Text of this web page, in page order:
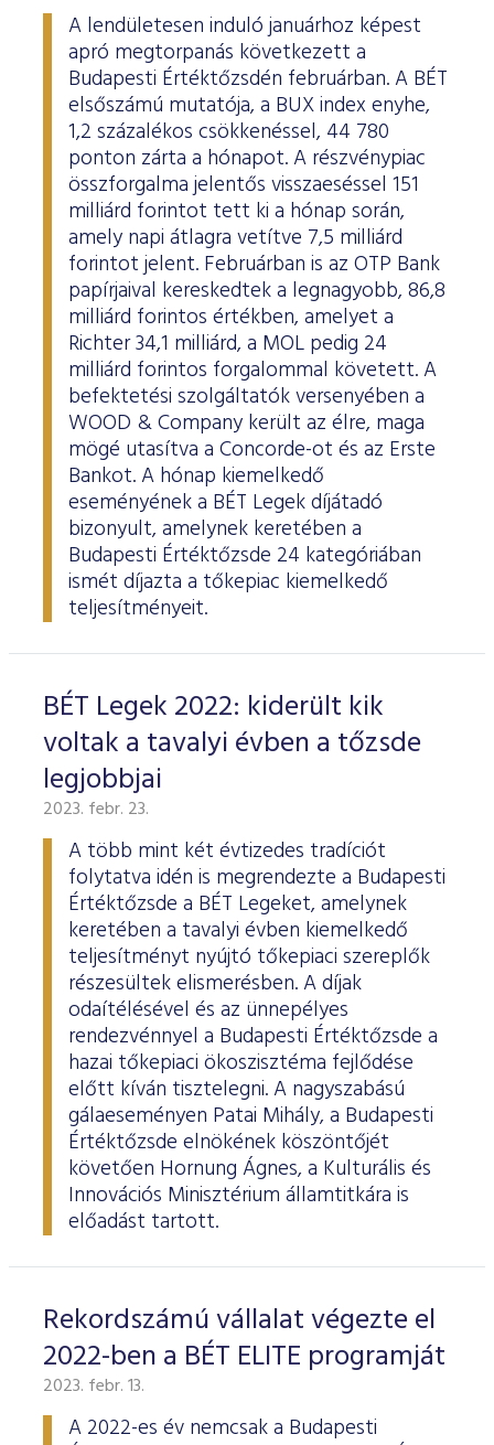
A lendületesen induló januárhoz képest
apró megtorpanás következett a
Budapesti Értéktőzsdén februárban. A BÉT
elsőszámú mutatója, a BUX index enyhe,
1,2 százalékos csökkenéssel, 44 780
ponton zárta a hónapot. A részvénypiac
összforgalma jelentős visszaeséssel 151
milliárd forintot tett ki a hónap során,
amely napi átlagra vetítve 7,5 milliárd
forintot jelent. Februárban is az OTP Bank
papírjaival kereskedtek a legnagyobb, 86,8
milliárd forintos értékben, amelyet a
Richter 34,1 milliárd, a MOL pedig 24
milliárd forintos forgalommal követett. A
befektetési szolgáltatók versenyében a
WOOD & Company került az élre, maga
mögé utasítva a Concorde-ot és az Erste
Bankot. A hónap kiemelkedő
eseményének a BÉT Legek díjátadó
bizonyult, amelynek keretében a
Budapesti Értéktőzsde 24 kategóriában
ismét díjazta a tőkepiac kiemelkedő
teljesítményeit.
BÉT Legek 2022: kiderült kik
voltak a tavalyi évben a tőzsde
legjobbjai
2023. febr. 23.
A több mint két évtizedes tradíciót
folytatva idén is megrendezte a Budapesti
Értéktőzsde a BÉT Legeket, amelynek
keretében a tavalyi évben kiemelkedő
teljesítményt nyújtó tőkepiaci szereplők
részesültek elismerésben. A díjak
odaítélésével és az ünnepélyes
rendezvénnyel a Budapesti Értéktőzsde a
hazai tőkepiaci ökoszisztéma fejlődése
előtt kíván tisztelegni. A nagyszabású
gálaeseményen Patai Mihály, a Budapesti
Értéktőzsde elnökének köszöntőjét
követően Hornung Ágnes, a Kulturális és
Innovációs Minisztérium államtitkára is
előadást tartott.
Rekordszámú vállalat végezte el
2022-ben a BÉT ELITE programját
2023. febr. 13.
A 2022-es év nemcsak a Budapesti